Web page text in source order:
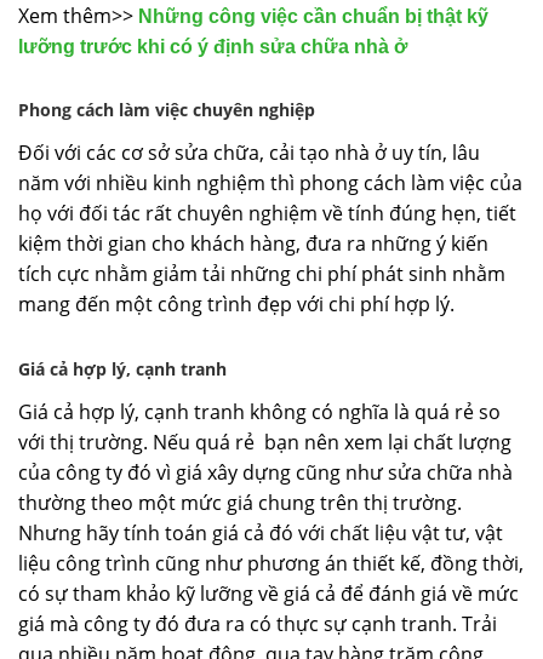
Xem thêm>> Những công việc cần chuẩn bị thật kỹ
lưỡng trước khi có ý định sửa chữa nhà ở
Phong cách làm việc chuyên nghiệp
Đối với các cơ sở sửa chữa, cải tạo nhà ở uy tín, lâu
năm với nhiều kinh nghiệm thì phong cách làm việc của
họ với đối tác rất chuyên nghiệm về tính đúng hẹn, tiết
kiệm thời gian cho khách hàng, đưa ra những ý kiến
tích cực nhằm giảm tải những chi phí phát sinh nhằm
mang đến một công trình đẹp với chi phí hợp lý.
Giá cả hợp lý, cạnh tranh
Giá cả hợp lý, cạnh tranh không có nghĩa là quá rẻ so
với thị trường. Nếu quá rẻ bạn nên xem lại chất lượng
của công ty đó vì giá xây dựng cũng như sửa chữa nhà
thường theo một mức giá chung trên thị trường.
Nhưng hãy tính toán giá cả đó với chất liệu vật tư, vật
liệu công trình cũng như phương án thiết kế, đồng thời,
có sự tham khảo kỹ lưỡng về giá cả để đánh giá về mức
giá mà công ty đó đưa ra có thực sự cạnh tranh. Trải